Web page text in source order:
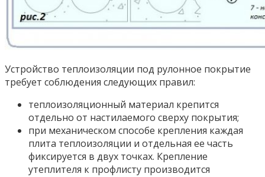
Устройство теплоизоляции под рулонное покрытие
требует соблюдения следующих правил:
теплоизоляционный материал крепится
отдельно от настилаемого сверху покрытия;
при механическом способе крепления каждая
плита теплоизоляции и отдельная ее часть
фиксируется в двух точках. Крепление
утеплителя к профлисту производится